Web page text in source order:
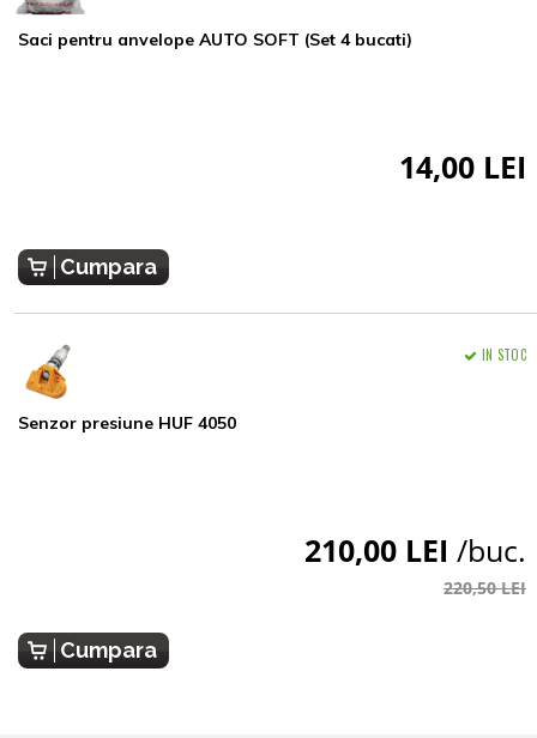
Saci pentru anvelope AUTO SOFT (Set 4 bucati)
14,00 LEI
Cumpara
Senzor presiune HUF 4050
IN STOC
210,00 LEI /buc.
220,50 LEI
Cumpara